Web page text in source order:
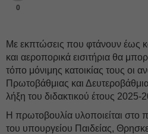
0
Με εκπτώσεις που φτάνουν έως
και αεροπορικά εισιτήρια θα
τόπο μόνιμης κατοικίας τους οι
Πρωτοβάθμιας και
λήξη του διδακτικού έτους 2025-
Η πρωτοβουλία υλοποιείται στο
του υπουργείου Παιδείας,